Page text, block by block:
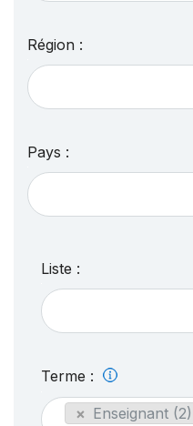
Région :
Pays :
Liste :
Terme :
× Enseignant (2)